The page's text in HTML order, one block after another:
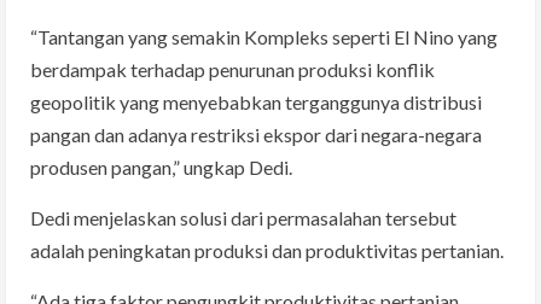
“Tantangan yang semakin Kompleks seperti El Nino yang
berdampak terhadap penurunan produksi konflik
geopolitik yang menyebabkan terganggunya distribusi
pangan dan adanya restriksi ekspor dari negara-negara
produsen pangan,” ungkap Dedi.
Dedi menjelaskan solusi dari permasalahan tersebut
adalah peningkatan produksi dan produktivitas pertanian.